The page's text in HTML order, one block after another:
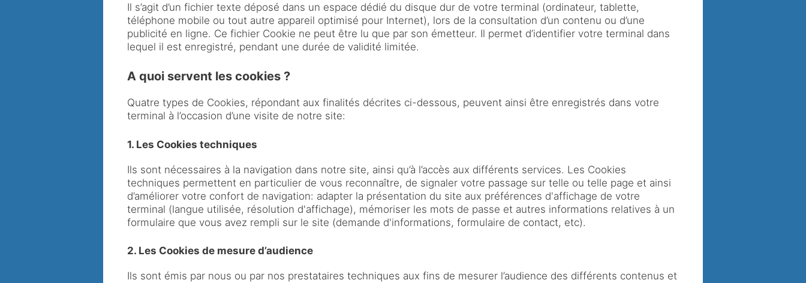
Il s’agit d’un fichier texte déposé dans un espace dédié du disque dur de votre terminal (ordinateur, tablette,
téléphone mobile ou tout autre appareil optimisé pour Internet), lors de la consultation d’un contenu ou d’une
publicité en ligne. Ce fichier Cookie ne peut être lu que par son émetteur. Il permet d’identifier votre terminal dans
lequel il est enregistré, pendant une durée de validité limitée.
A quoi servent les cookies ?
Quatre types de Cookies, répondant aux finalités décrites ci-dessous, peuvent ainsi être enregistrés dans votre
terminal à l’occasion d’une visite de notre site:
1. Les Cookies techniques
Ils sont nécessaires à la navigation dans notre site, ainsi qu’à l’accès aux différents services. Les Cookies
techniques permettent en particulier de vous reconnaître, de signaler votre passage sur telle ou telle page et ainsi
d’améliorer votre confort de navigation: adapter la présentation du site aux préférences d'affichage de votre
terminal (langue utilisée, résolution d'affichage), mémoriser les mots de passe et autres informations relatives à un
formulaire que vous avez rempli sur le site (demande d'informations, formulaire de contact, etc).
2. Les Cookies de mesure d’audience
Ils sont émis par nous ou par nos prestataires techniques aux fins de mesurer l’audience des différents contenus et